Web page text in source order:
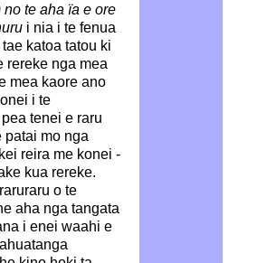
no te aha ïa e ore
i nia i te fenua
katoa tatou ki
rereke nga mea
mea kaore ano
i te
tenei e raru
patai mo nga
reira me konei -
kua rereke.
o te
aha nga tangata
i enei waahi e